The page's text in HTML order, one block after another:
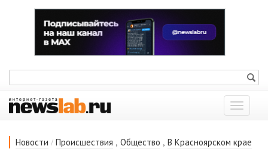
Показать
меню
Новости / Происшествия , Общество , В Красноярском крае